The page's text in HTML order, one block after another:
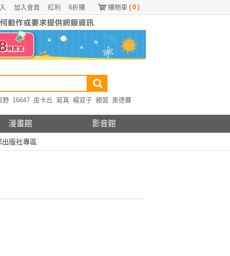
購物車 ( 0 )
6折購
紅利
加入會員
野 16647 皮卡丘 寫真 楊双子 親簽 奧德賽
漫畫館 影音館
出版社專區